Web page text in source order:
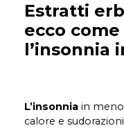
Estratti
ecco
l’insonnia
L’insonnia in
calore e